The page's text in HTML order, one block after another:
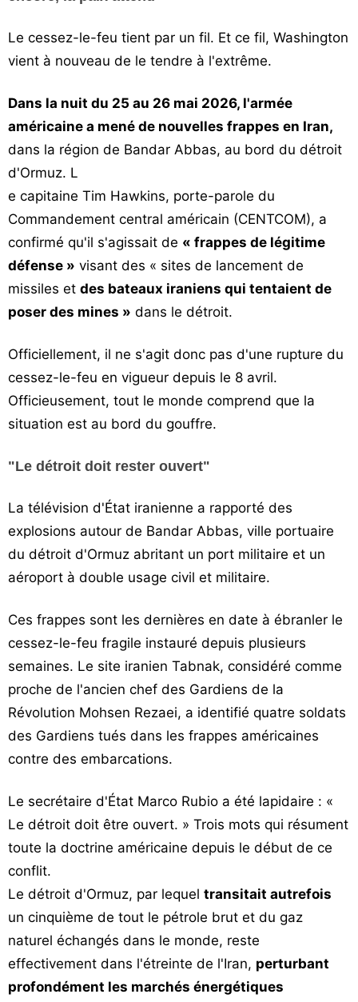
chroniques
Les
bonnes
adresses
Le cessez-le-feu tient par un fil. Et ce fil, Washington
vient à nouveau de le tendre à l'extrême.
Dans la nuit du 25 au 26 mai 2026, l'armée
américaine a mené de nouvelles frappes en Iran,
dans la région de Bandar Abbas, au bord du détroit
d'Ormuz. L
e capitaine Tim Hawkins, porte-parole du
Commandement central américain (CENTCOM), a
confirmé qu'il s'agissait de « frappes de légitime
défense » visant des « sites de lancement de
missiles et des bateaux iraniens qui tentaient de
poser des mines » dans le détroit.
Officiellement, il ne s'agit donc pas d'une rupture du
cessez-le-feu en vigueur depuis le 8 avril.
Officieusement, tout le monde comprend que la
situation est au bord du gouffre.
"Le détroit doit rester ouvert"
La télévision d'État iranienne a rapporté des
explosions autour de Bandar Abbas, ville portuaire
du détroit d'Ormuz abritant un port militaire et un
aéroport à double usage civil et militaire.
Ces frappes sont les dernières en date à ébranler le
cessez-le-feu fragile instauré depuis plusieurs
semaines. Le site iranien Tabnak, considéré comme
proche de l'ancien chef des Gardiens de la
Révolution Mohsen Rezaei, a identifié quatre soldats
des Gardiens tués dans les frappes américaines
contre des embarcations.
Le secrétaire d'État Marco Rubio a été lapidaire : «
Le détroit doit être ouvert. » Trois mots qui résument
toute la doctrine américaine depuis le début de ce
conflit.
Le détroit d'Ormuz, par lequel transitait autrefois
un cinquième de tout le pétrole brut et du gaz
naturel échangés dans le monde, reste
effectivement dans l'étreinte de l'Iran, perturbant
profondément les marchés énergétiques